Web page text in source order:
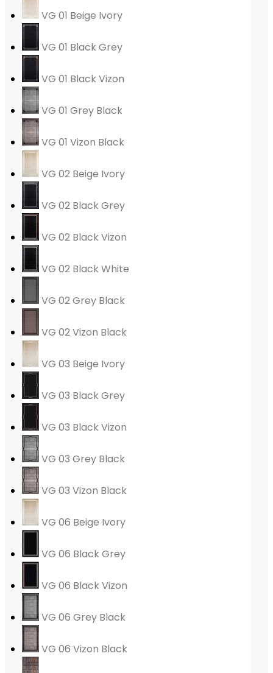
VG 01 Beige Ivory
VG 01 Black Grey
VG 01 Black Vizon
VG 01 Grey Black
VG 01 Vizon Black
VG 02 Beige Ivory
VG 02 Black Grey
VG 02 Black Vizon
VG 02 Black White
VG 02 Grey Black
VG 02 Vizon Black
VG 03 Beige Ivory
VG 03 Black Grey
VG 03 Black Vizon
VG 03 Grey Black
VG 03 Vizon Black
VG 06 Beige Ivory
VG 06 Black Grey
VG 06 Black Vizon
VG 06 Grey Black
VG 06 Vizon Black